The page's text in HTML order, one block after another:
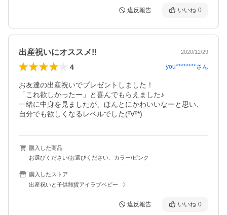
違反報告 いいね 0
出産祝いにオススメ!! 2020/12/29
4 you********さん
お友達の出産祝いでプレゼントしました！
「これ欲しかったー」と喜んでもらえました♪
一緒に中身を見ましたが、ほんとにかわいいなーと思い、
自分でも欲しくなるレベルでした(º∀º*)
購入した商品
お選びください/お選びください、カラー/ピンク
購入したストア
出産祝いと子供雑貨アイラブベビー
違反報告 いいね 0